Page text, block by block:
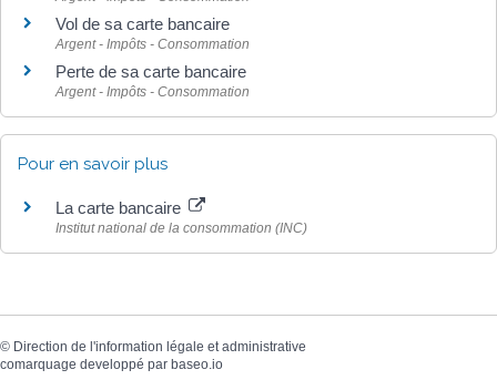
Vol de sa carte bancaire
Argent - Impôts - Consommation
Perte de sa carte bancaire
Argent - Impôts - Consommation
Pour en savoir plus
La carte bancaire
Institut national de la consommation (INC)
© Direction de l'information légale et administrative
comarquage developpé par baseo.io